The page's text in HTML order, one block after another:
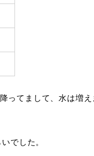
ってまして、水は増
でした。